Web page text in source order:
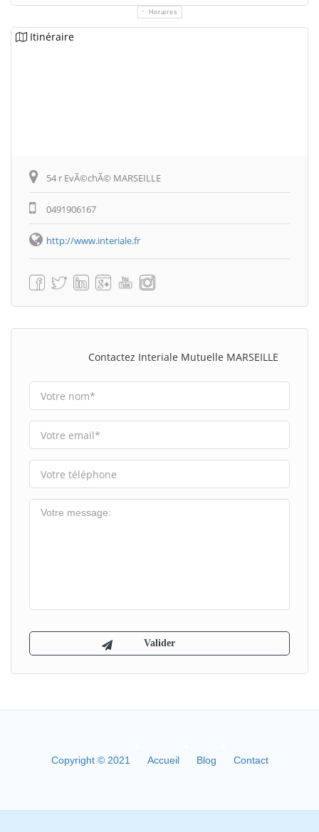
Horaires
Itinéraire
54 r EvÃ©chÃ© MARSEILLE
0491906167
http://www.interiale.fr
Contactez Interiale Mutuelle MARSEILLE
Copyright © 2021 Accueil Blog Contact